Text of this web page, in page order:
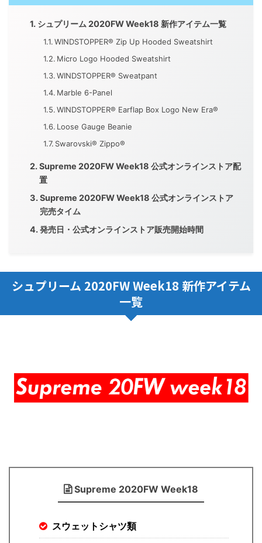
シュプリーム 2020FW Week18 新作アイテム一覧
WINDSTOPPER® Zip Up Hooded Sweatshirt
Micro Logo Hooded Sweatshirt
WINDSTOPPER® Sweatpant
Marble 6-Panel
WINDSTOPPER® Earflap Box Logo New Era®
Loose Gauge Beanie
Swarovski® Zippo®
Supreme 2020FW Week18 公式オンラインストア配
置
Supreme 2020FW Week18 公式オンラインストア
完売タイム
発売日・公式オンラインストア販売開始時間
シュプリーム 2020FW Week18 新作アイテム
一覧
Supreme 2020FW Week18
スウェットシャツ類